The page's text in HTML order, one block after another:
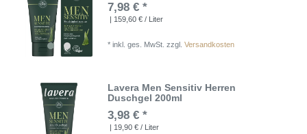
7,98 € *
| 159,60 € / Liter
*inkl. ges. MwSt. zzgl.Versandkosten
Lavera Men Sensitiv Herren
Duschgel 200ml
3,98 € *
| 19,90 € / Liter